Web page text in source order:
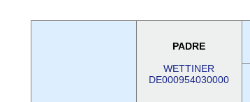
PADRE
WETTINER
DE000954030000